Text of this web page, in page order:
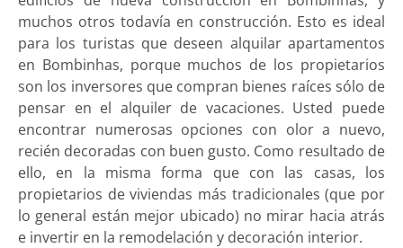
muchos otros todavía en construcción. Esto es ideal
para los turistas que deseen alquilar apartamentos
en Bombinhas, porque muchos de los propietarios
son los inversores que compran bienes raíces sólo de
pensar en el alquiler de vacaciones. Usted puede
encontrar numerosas opciones con olor a nuevo,
recién decoradas con buen gusto. Como resultado de
ello, en la misma forma que con las casas, los
propietarios de viviendas más tradicionales (que por
lo general están mejor ubicado) no mirar hacia atrás
e invertir en la remodelación y decoración interior.